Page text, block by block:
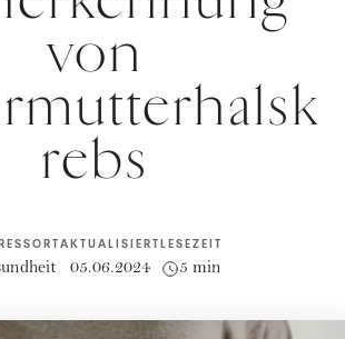
von
rebs
AKTUALISIERT
05.06.2024
LESEZEIT
5 min